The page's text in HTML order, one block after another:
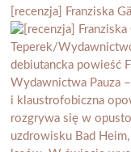
[recenzja] Franziska